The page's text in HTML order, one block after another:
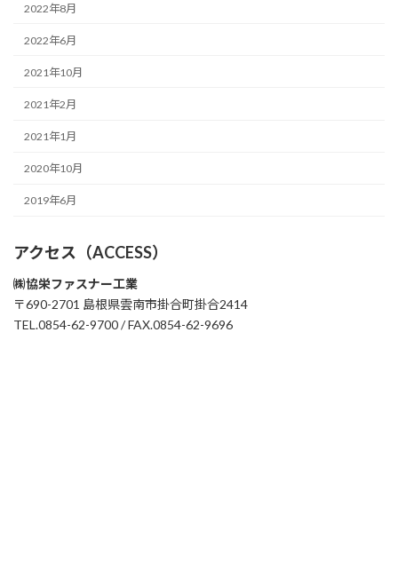
2022年8月
2022年6月
2021年10月
2021年2月
2021年1月
2020年10月
2019年6月
アクセス（ACCESS）
㈱協栄ファスナー工業
〒690-2701 島根県雲南市掛合町掛合2414
TEL.0854-62-9700 / FAX.0854-62-9696